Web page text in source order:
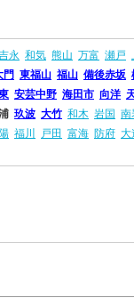
永 和気 熊山 万富 瀬戸
門 東福山 福山 備後赤坂
安芸中野 海田市 向洋
玖波 大竹 和木 岩国 南
福川 戸田 富海 防府 大